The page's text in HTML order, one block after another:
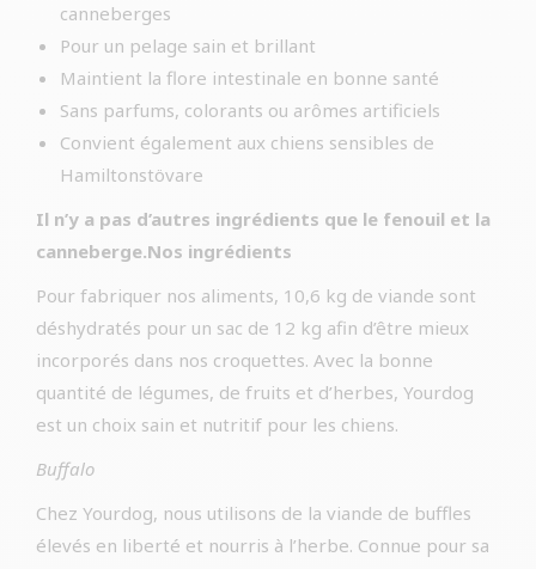
canneberges
Pour un pelage sain et brillant
Maintient la flore intestinale en bonne santé
Sans parfums, colorants ou arômes artificiels
Convient également aux chiens sensibles de
Hamiltonstövare
Il n’y a pas d’autres ingrédients que le fenouil et la
canneberge.Nos ingrédients
Pour fabriquer nos aliments, 10,6 kg de viande sont
déshydratés pour un sac de 12 kg afin d’être mieux
incorporés dans nos croquettes. Avec la bonne
quantité de légumes, de fruits et d’herbes, Yourdog
est un choix sain et nutritif pour les chiens.
Buffalo
Chez Yourdog, nous utilisons de la viande de buffles
élevés en liberté et nourris à l’herbe. Connue pour sa